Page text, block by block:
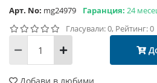
Арт. No: mg24979 Гаранция: 24
Гласували: 0, Рейтинг: 0